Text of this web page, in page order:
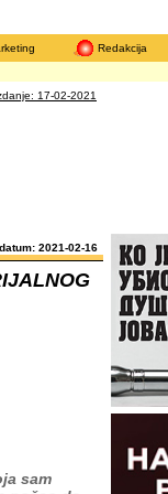
Redakcija
17-02-2021
2021-02-16
sam